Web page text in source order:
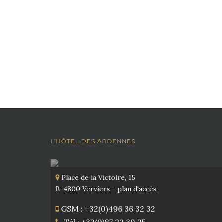
L’HÔTEL DES ARDENNES
Place de la Victoire, 15
B-4800 Verviers - plan d'accès
GSM : +32(0)496 36 32 32